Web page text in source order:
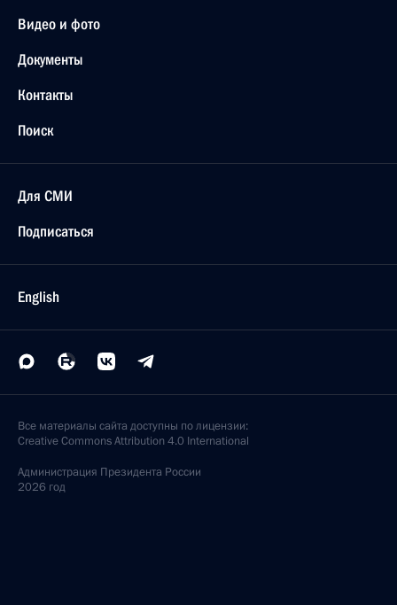
Видео и фото
Документы
Контакты
Поиск
Для СМИ
Подписаться
English
Все материалы сайта доступны по лицензии:
Creative Commons Attribution 4.0 International
Администрация Президента России
2026 год